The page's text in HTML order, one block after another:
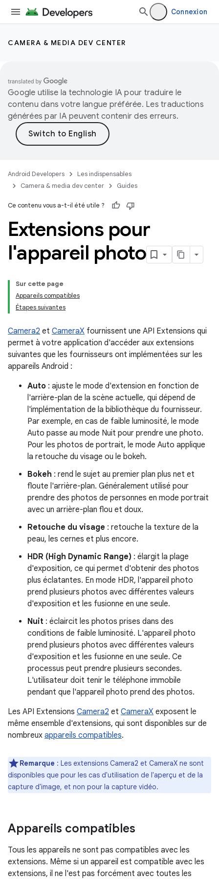
Connexion
CAMERA & MEDIA DEV CENTER
Google utilise la technologie IA pour traduire le
contenu dans votre langue préférée. Les traductions
générées par IA peuvent contenir des erreurs.
Android Developers
Les indispensables
Camera & media dev center
Guides
Ce contenu vous a-t-il été utile ?
Extensions pour
l'appareil photo
Sur cette page
Appareils compatibles
Étapes suivantes
Camera2 et CameraX fournissent une API Extensions qui
permet à votre application d'accéder aux extensions
suivantes que les fournisseurs ont implémentées sur les
appareils Android :
Auto : ajuste le mode d'extension en fonction de
l'arrière-plan de la scène actuelle, qui dépend de
l'implémentation de la bibliothèque du fournisseur.
Par exemple, en cas de faible luminosité, le mode
Auto passe au mode Nuit pour prendre une photo.
Pour les photos de portrait, le mode Auto applique
la retouche du visage ou le bokeh.
Bokeh : rend le sujet au premier plan plus net et
floute l'arrière-plan. Généralement utilisé pour
prendre des photos de personnes en mode portrait
avec un arrière-plan flou et doux.
Retouche du visage : retouche la texture de la
peau, les cernes et plus encore.
HDR (High Dynamic Range) : élargit la plage
d'exposition, ce qui permet d'obtenir des photos
plus éclatantes. En mode HDR, l'appareil photo
prend plusieurs photos avec différentes valeurs
d'exposition et les fusionne en une seule.
Nuit : éclaircit les photos prises dans des
conditions de faible luminosité. L'appareil photo
prend plusieurs photos avec différentes valeurs
d'exposition et les fusionne en une seule. Ce
processus peut prendre plusieurs secondes.
L'utilisateur doit tenir le téléphone immobile
pendant que l'appareil photo prend des photos.
Les API Extensions Camera2 et CameraX exposent le
même ensemble d'extensions, qui sont disponibles sur de
nombreux appareils compatibles.
Remarque : Les extensions Camera2 et CameraX ne sont
disponibles que pour les cas d'utilisation de l'aperçu et de la
capture d'image, et non pour la capture vidéo.
Appareils compatibles
Tous les appareils ne sont pas compatibles avec les
extensions. Même si un appareil est compatible avec les
extensions, il ne l'est pas forcément avec toutes les